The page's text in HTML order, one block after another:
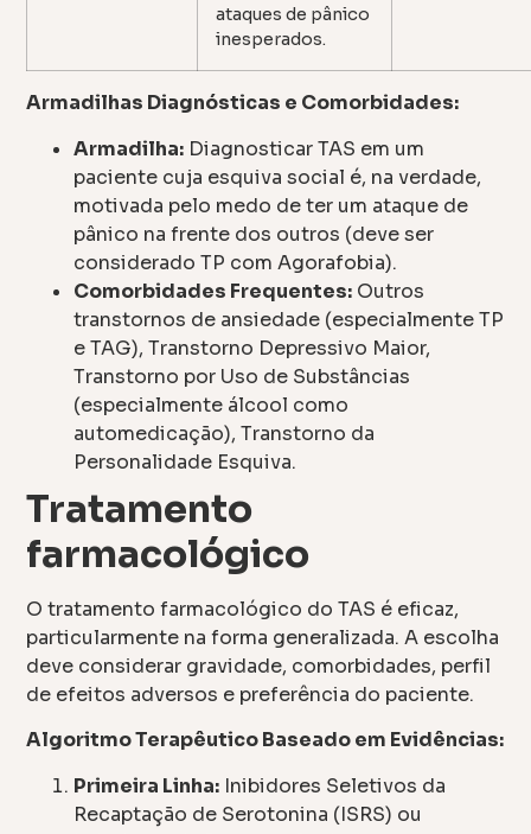
ataques de pânico
inesperados.
Armadilhas Diagnósticas e Comorbidades:
Armadilha: Diagnosticar TAS em um
paciente cuja esquiva social é, na verdade,
motivada pelo medo de ter um ataque de
pânico na frente dos outros (deve ser
considerado TP com Agorafobia).
Comorbidades Frequentes: Outros
transtornos de ansiedade (especialmente TP
e TAG), Transtorno Depressivo Maior,
Transtorno por Uso de Substâncias
(especialmente álcool como
automedicação), Transtorno da
Personalidade Esquiva.
Tratamento
farmacológico
O tratamento farmacológico do TAS é eficaz,
particularmente na forma generalizada. A escolha
deve considerar gravidade, comorbidades, perfil
de efeitos adversos e preferência do paciente.
Algoritmo Terapêutico Baseado em Evidências:
Primeira Linha: Inibidores Seletivos da
Recaptação de Serotonina (ISRS) ou